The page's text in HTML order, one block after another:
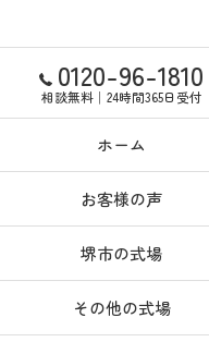
0120-96-1810
相談無料│24時間365日受付
ホーム
お客様の声
堺市の式場
その他の式場